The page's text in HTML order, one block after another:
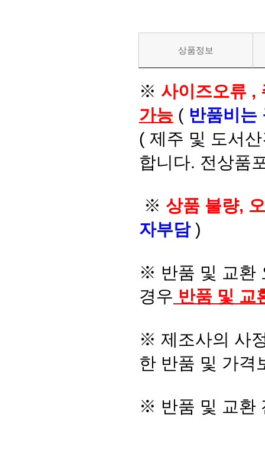
상품정보
※ 사이즈오류 ,
가능 ( 반품비는
( 제주 및 도서
합니다. 전상품
※ 상품 불량,
자부담 )
※ 반품 및 교환
경우 반품 및 교
※ 제조사의 사
한 반품 및 가격
※ 반품 및 교환